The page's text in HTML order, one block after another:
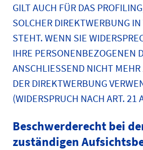
GILT AUCH FÜR DAS
SOLCHER DIREKTWERBUNG
STEHT. WENN SIE
IHRE PERSONENBEZOGENEN
ANSCHLIESSEND NICHT
DER DIREKTWERBUNG
(WIDERSPRUCH NACH ART. 21
Beschwerde­recht bei
zuständigen